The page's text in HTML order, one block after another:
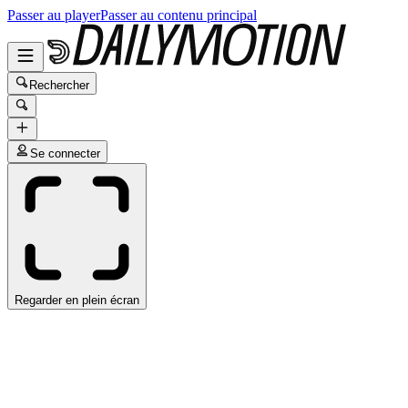
Passer au playerPasser au contenu principal
Rechercher
Se connecter
Regarder en plein écran